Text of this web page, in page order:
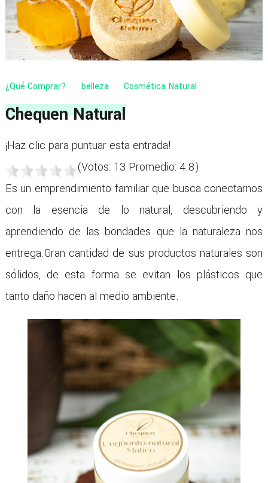
¿Qué Comprar? belleza Cosmética Natural
Chequen Natural
¡Haz clic para puntuar esta entrada!
(Votos: 13 Promedio: 4.8)
Es un emprendimiento familiar que busca conectarnos
con la esencia de lo natural, descubriendo y
aprendiendo de las bondades que la naturaleza nos
entrega.Gran cantidad de sus productos naturales son
sólidos, de esta forma se evitan los plásticos que
tanto daño hacen al medio ambiente.